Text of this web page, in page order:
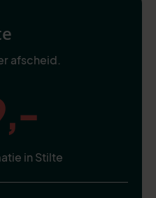
afscheid.
in Stilte